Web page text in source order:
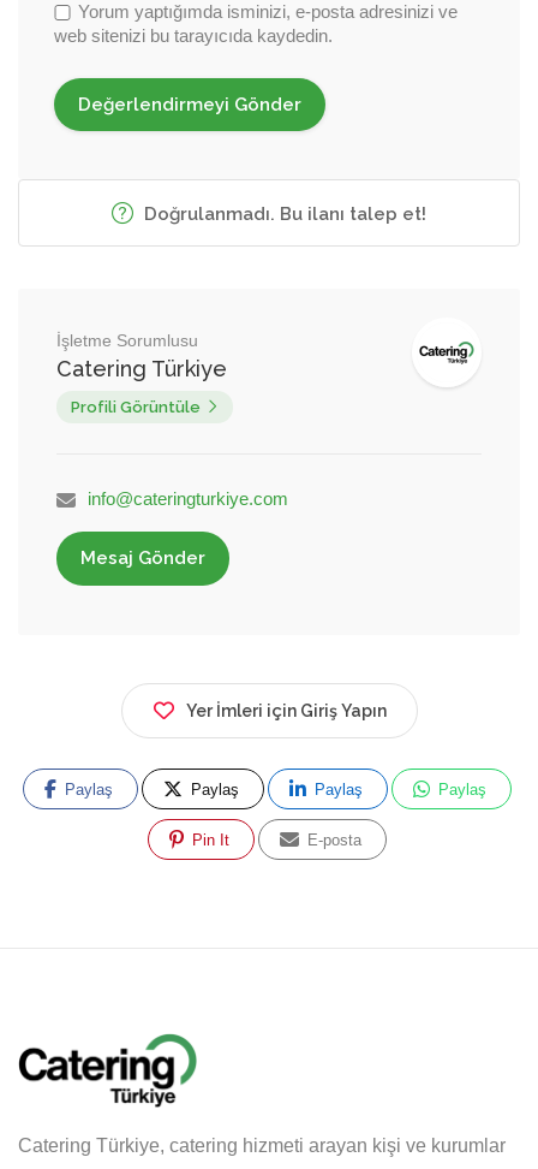
Yorum yaptığımda isminizi, e-posta adresinizi ve
web sitenizi bu tarayıcıda kaydedin.
Doğrulanmadı. Bu ilanı talep et!
İşletme Sorumlusu
Catering Türkiye
Profili Görüntüle
info@cateringturkiye.com
Mesaj Gönder
Yer İmleri için Giriş Yapın
Paylaş Paylaş Paylaş Paylaş
Pin It E-posta
Catering Türkiye, catering hizmeti arayan kişi ve kurumlar